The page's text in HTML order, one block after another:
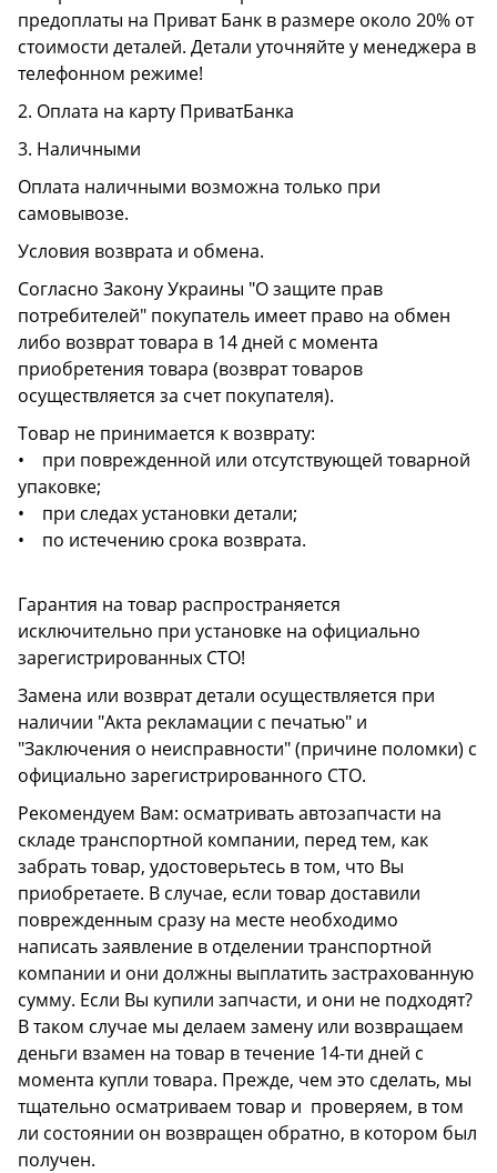
предоплаты на Приват Банк в размере около 20% от
стоимости деталей. Детали уточняйте у менеджера в
телефонном режиме!
2. Оплата на карту ПриватБанка
3. Наличными
Оплата наличными возможна только при
самовывозе.
Условия возврата и обмена.
Согласно Закону Украины "О защите прав
потребителей" покупатель имеет право на обмен
либо возврат товара в 14 дней с момента
приобретения товара (возврат товаров
осуществляется за счет покупателя).
Товар не принимается к возврату:
• при поврежденной или отсутствующей товарной
упаковке;
• при следах установки детали;
• по истечению срока возврата.
Гарантия на товар распространяется
исключительно при установке на официально
зарегистрированных СТО!
Замена или возврат детали осуществляется при
наличии "Акта рекламации с печатью" и
"Заключения о неисправности" (причине поломки) с
официально зарегистрированного СТО.
Рекомендуем Вам: осматривать автозапчасти на
складе транспортной компании, перед тем, как
забрать товар, удостоверьтесь в том, что Вы
приобретаете. В случае, если товар доставили
поврежденным сразу на месте необходимо
написать заявление в отделении транспортной
компании и они должны выплатить застрахованную
сумму. Если Вы купили запчасти, и они не подходят?
В таком случае мы делаем замену или возвращаем
деньги взамен на товар в течение 14-ти дней с
момента купли товара. Прежде, чем это сделать, мы
тщательно осматриваем товар и проверяем, в том
ли состоянии он возвращен обратно, в котором был
получен.